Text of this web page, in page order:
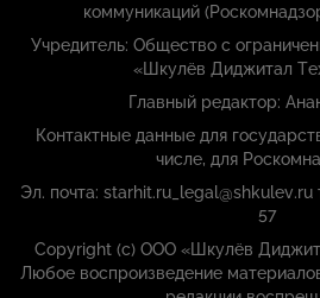
коммуникаций
Учредитель: Общество с
«Шкулёв Диджитал
Главный редактор:
Контактные данные для
числе, для
Эл. почта: starhit.ru_legal@shkulev.ru
57
Copyright (с) ООО «Шкулёв
Любое воспроизведение